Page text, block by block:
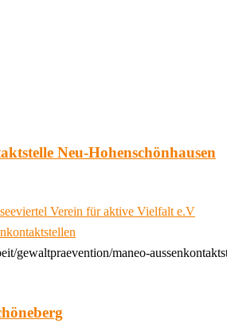
Neu-Hohenschönhausen
Verein für aktive Vielfalt e.V
gewaltpraevention/maneo-